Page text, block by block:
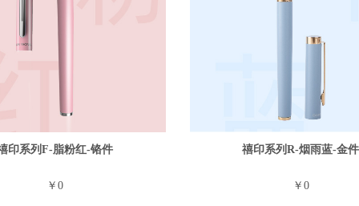
印系列F-脂粉红-铬件
￥0
禧印系列R-烟雨蓝-金件
￥0